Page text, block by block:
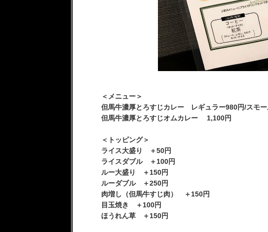
＜メニュー＞
但馬牛濃厚とろすじカレー レギュラー980円/スモー
但馬牛濃厚とろすじオムカレー 1,100円
＜トッピング＞
ライス大盛り ＋50円
ライスダブル ＋100円
ルー大盛り ＋150円
ルーダブル ＋250円
肉増し（但馬牛すじ肉） ＋150円
目玉焼き ＋100円
ほうれん草 ＋150円